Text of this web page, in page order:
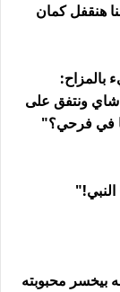
هنقفل كمان
ونتفق على
في فرحي؟"
بيخسر محبوبته